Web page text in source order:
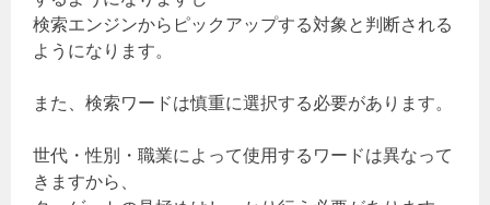
検索エンジンからピックアップする対象と判断される
ようになります。
また、検索ワードは慎重に選択する必要があります。
世代・性別・職業によって使用するワードは異なって
きますから、